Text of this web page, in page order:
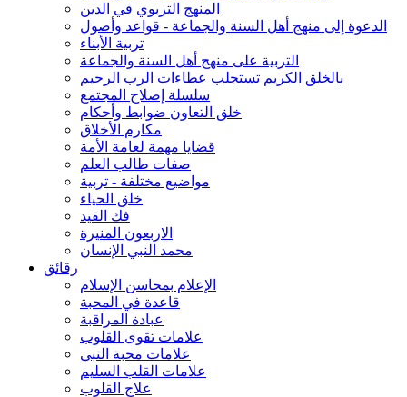
المنهج التربوي في الدين
الدعوة إلى منهج أهل السنة والجماعة - قواعد وأصول
تربية الأبناء
التربية على منهج أهل السنة والجماعة
بالخلق الكريم تستجلب عطاءات الرب الرحيم
سلسلة إصلاح المجتمع
خلق التعاون ضوابط وأحكام
مكارم الأخلاق
قضايا مهمة لعامة الأمة
صفات طالب العلم
مواضيع مختلفة - تربية
خلق الحياء
فك القيد
الاربعون المنيرة
محمد النبي الإنسان
رقائق
الإعلام بمحاسن الإسلام
قاعدة في المحبة
عبادة المراقبة
علامات تقوى القلوب
علامات محبة النبي
علامات القلب السليم
علاج القلوب